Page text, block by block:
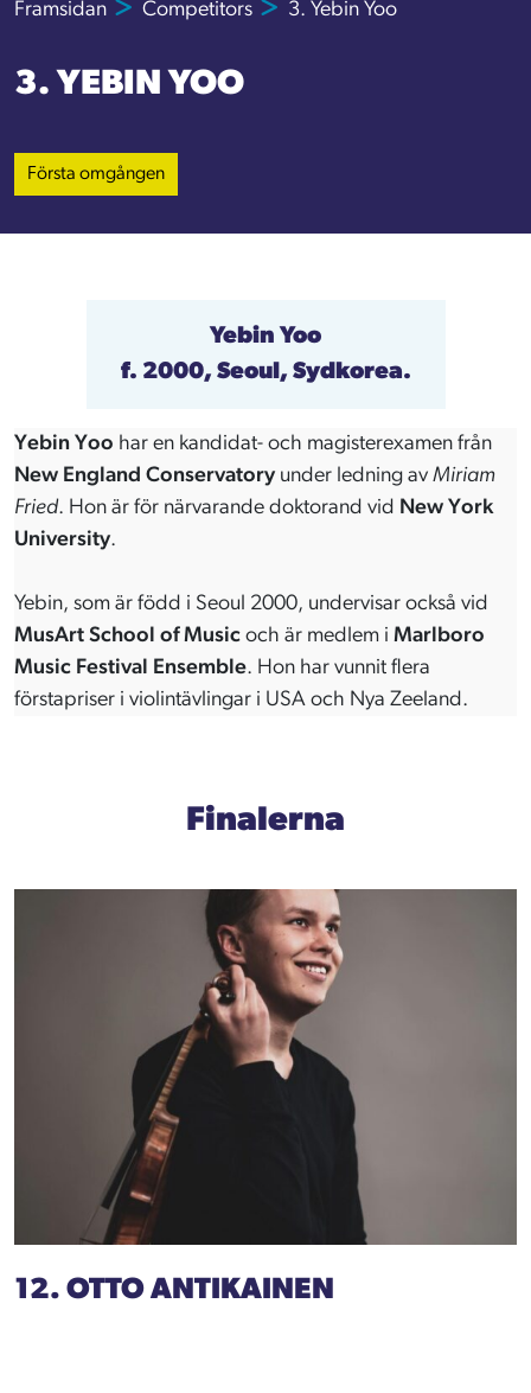
Framsidan Competitors 3. Yebin Yoo
3. YEBIN YOO
Första omgången
Yebin Yoo
f. 2000, Seoul, Sydkorea.
Yebin Yoo har en kandidat- och magisterexamen från
New England Conservatory under ledning av Miriam
Fried. Hon är för närvarande doktorand vid New York
University.
Yebin, som är född i Seoul 2000, undervisar också vid
MusArt School of Music och är medlem i Marlboro
Music Festival Ensemble. Hon har vunnit flera
förstapriser i violintävlingar i USA och Nya Zeeland.
Finalerna
12. OTTO ANTIKAINEN